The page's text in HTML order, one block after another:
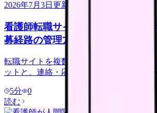
2026年7月3日 更新
看護師転職サイトは複数登録して
募経路の管理方法
転職サイトを複数登録するか迷う看護師
ットと、連絡・応募経路で疲れない管理
5分
0
読む